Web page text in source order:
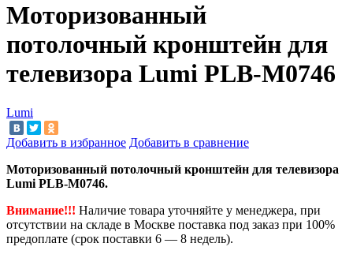
Моторизованный
потолочный кронштейн для
телевизора Lumi PLB-M0746
Lumi
Добавить в избранное Добавить в сравнение
Моторизованный потолочный кронштейн для телевизора
Lumi PLB-M0746.
Внимание!!! Наличие товара уточняйте у менеджера, при
отсутствии на складе в Москве поставка под заказ при 100%
предоплате (срок поставки 6 — 8 недель).